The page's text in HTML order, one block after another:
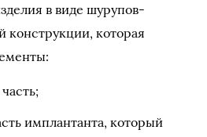
в виде шурупов-
конструкции, которая
имплантанта, который